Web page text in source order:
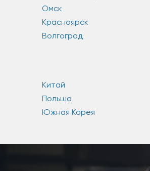
Омск
Красноярск
Волгоград
Китай
Польша
Южная Корея